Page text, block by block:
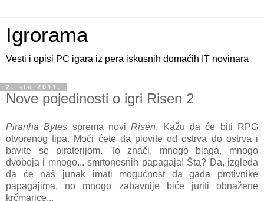
Igrorama
Vesti i opisi PC igara iz pera iskusnih domaćih IT novinara
2. stu 2011.
Nove pojedinosti o igri Risen 2
Piranha Bytes sprema noviRisen. Kažu da će biti RPG
otvorenog tipa. Moći ćete da plovite od ostrva do ostrva i
bavite se piraterijom. To znači, mnogo blaga, mnogo
dvoboja i mnogo... smrtonosnih papagaja! Šta? Da, izgleda
da će naš junak imati mogućnost da gađa protivnike
papagajima, no mnogo zabavnije biće juriti obnažene
krčmarice...